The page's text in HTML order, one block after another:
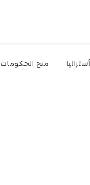
أستراليا منح الحكومات